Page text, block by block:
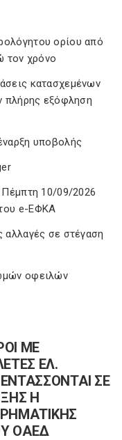
ορίου από
τον χρόνο
κατασχεμένων
πλήρης εξόφληση
υποβολής
10/09/2026
e-ΕΦΚΑ
αλλαγές σε στέγαση
οφειλών
ΜΕ
ΕΛ.
ΣΕ
Η
ΟΑΕΔ